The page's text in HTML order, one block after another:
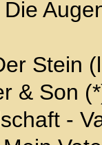
Stein
& Son
-